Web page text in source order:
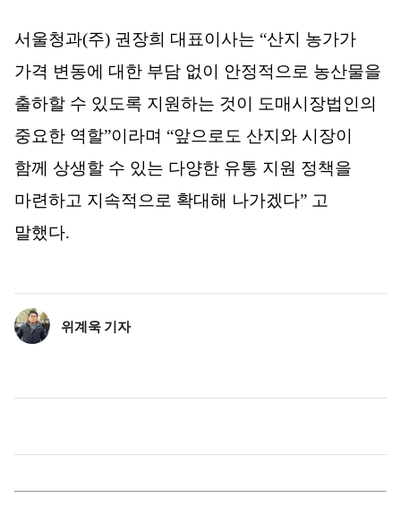
서울청과(주) 권장희 대표이사는 “산지 농가가
가격 변동에 대한 부담 없이 안정적으로 농산물을
출하할 수 있도록 지원하는 것이 도매시장법인의
중요한 역할”이라며 “앞으로도 산지와 시장이
함께 상생할 수 있는 다양한 유통 지원 정책을
마련하고 지속적으로 확대해 나가겠다” 고
말했다.
위계욱 기자